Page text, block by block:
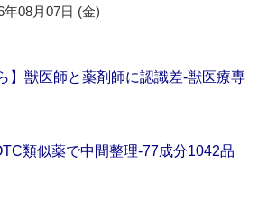
年08月07日 (金)
】獣医師と薬剤師に認識差‐獣医療専
類似薬で中間整理‐77成分1042品